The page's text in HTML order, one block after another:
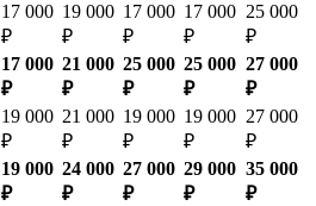
17 000
₽
19 000
₽
17 000
₽
17 000
₽
25 000
₽
17 000
₽
21 000
₽
25 000
₽
25 000
₽
27 000
₽
19 000
₽
21 000
₽
19 000
₽
19 000
₽
27 000
₽
19 000
₽
24 000
₽
27 000
₽
29 000
₽
35 000
₽